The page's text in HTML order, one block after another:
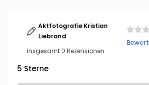
Aktfotografie Kristian
Liebrand
Insgesamt 0 Rezensionen
5 Sterne